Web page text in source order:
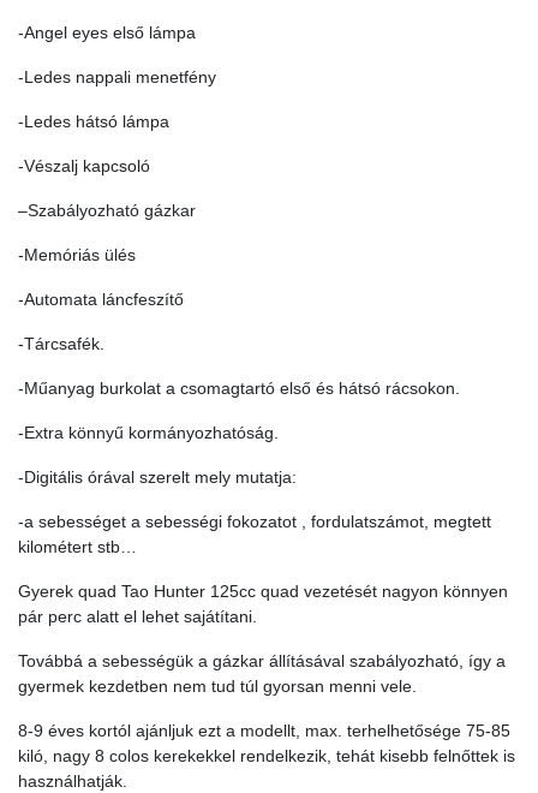
-Angel eyes első lámpa
-Ledes nappali menetfény
-Ledes hátsó lámpa
-Vészalj kapcsoló
–Szabályozható gázkar
-Memóriás ülés
-Automata láncfeszítő
-Tárcsafék.
-Műanyag burkolat a csomagtartó első és hátsó rácsokon.
-Extra könnyű kormányozhatóság.
-Digitális órával szerelt mely mutatja:
-a sebességet a sebességi fokozatot , fordulatszámot, megtett
kilométert stb…
Gyerek quad Tao Hunter 125cc quad vezetését nagyon könnyen
pár perc alatt el lehet sajátítani.
Továbbá a sebességük a gázkar állításával szabályozható, így a
gyermek kezdetben nem tud túl gyorsan menni vele.
8-9 éves kortól ajánljuk ezt a modellt, max. terhelhetősége 75-85
kiló, nagy 8 colos kerekekkel rendelkezik, tehát kisebb felnőttek is
használhatják.